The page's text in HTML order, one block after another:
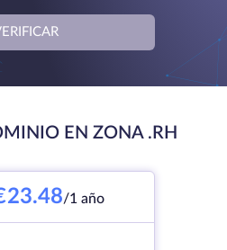
EN ZONA .RH
/1 año